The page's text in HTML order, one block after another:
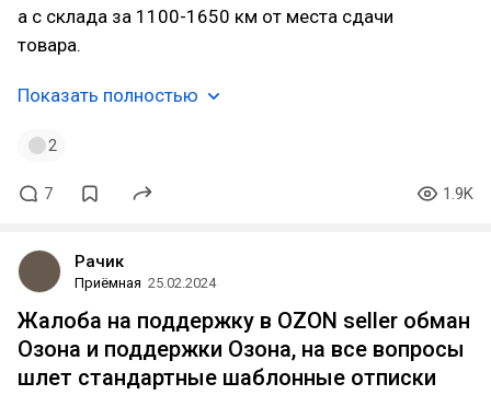
а с склада за 1100-1650 км от места сдачи
товара.
Показать полностью
2
7 1.9K
Рачик
Приёмная 25.02.2024
Жалоба на поддержку в OZON seller обман
Озона и поддержки Озона, на все вопросы
шлет стандартные шаблонные отписки